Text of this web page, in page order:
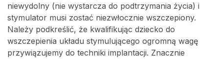
niewydolny (nie wystarcza do podtrzymania życia) i
stymulator musi zostać niezwłocznie wszczepiony.
Należy podkreślić, że kwalifikując dziecko do
wszczepienia układu stymulującego ogromną wagę
przywiązujemy do techniki implantacji. Znacznie